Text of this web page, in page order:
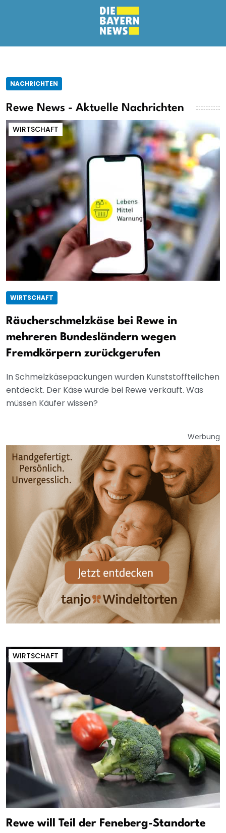
NACHRICHTEN
Rewe News - Aktuelle Nachrichten
WIRTSCHAFT
WIRTSCHAFT
Räucherschmelzkäse bei Rewe in
mehreren Bundesländern wegen
Fremdkörpern zurückgerufen
In Schmelzkäsepackungen wurden Kunststoffteilchen
entdeckt. Der Käse wurde bei Rewe verkauft. Was
müssen Käufer wissen?
Werbung
WIRTSCHAFT
Rewe will Teil der Feneberg-Standorte